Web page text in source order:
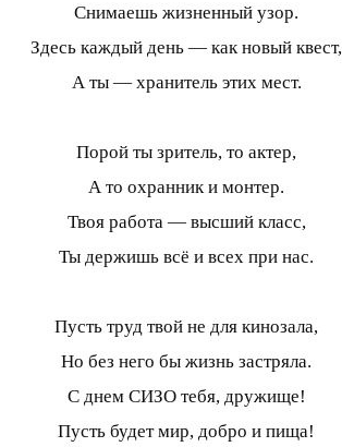
Снимаешь жизненный узор.
Здесь каждый день — как новый квест,
А ты — хранитель этих мест.
Порой ты зритель, то актер,
А то охранник и монтер.
Твоя работа — высший класс,
Ты держишь всё и всех при нас.
Пусть труд твой не для кинозала,
Но без него бы жизнь застряла.
С днем СИЗО тебя, дружище!
Пусть будет мир, добро и пища!